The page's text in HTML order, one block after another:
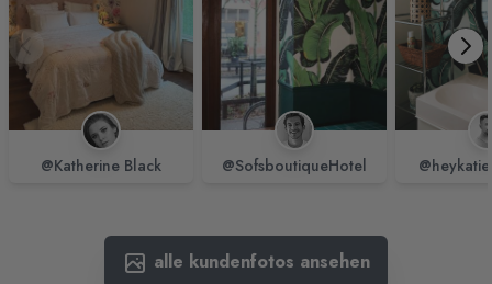
@Katherine Black @SofsboutiqueHotel
alle kundenfotos ansehen